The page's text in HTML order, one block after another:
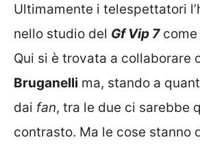
Ultimamente i telespettatori
nello studio del Gf Vip 7
Qui si è trovata a collaborare
Bruganelli ma, stando a
dai fan, tra le due ci sarebbe
contrasto. Ma le cose stanno